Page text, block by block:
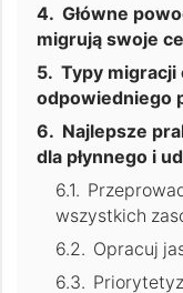
Główne
migrują swoje
Typy
odpowiedniego
Najlepsze
dla płynnego i
wszystkich
Opracuj